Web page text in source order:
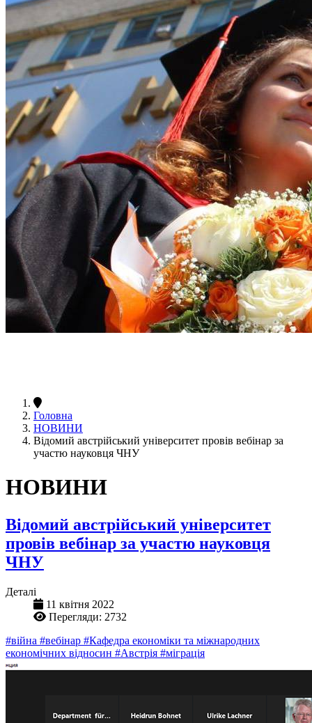
Головна
НОВИНИ
Відомий австрійський університет провів вебінар за
участю науковця ЧНУ
НОВИНИ
Відомий австрійський університет
провів вебінар за участю науковця
ЧНУ
Деталі
11 квітня 2022
Перегляди: 2732
#війна #вебінар #Кафедра економіки та міжнародних
економічних відносин #Австрія #міграція